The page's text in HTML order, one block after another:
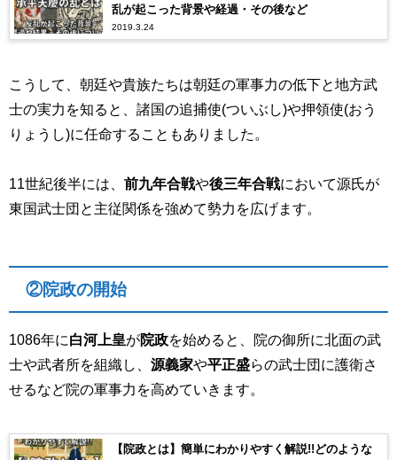
乱が起こった背景や経過・その後など
2019.3.24
こうして、朝廷や貴族たちは朝廷の軍事力の低下と地方武
士の実力を知ると、諸国の追捕使(ついぶし)や押領使(おう
りょうし)に任命することもありました。
11世紀後半には、 前九年合戦や後三年合戦において源氏が
東国武士団と主従関係を強めて勢力を広げます。
②院政の開始
1086年に白河上皇が院政を始めると、院の御所に北面の武
士や武者所を組織し、 源義家や平正盛らの武士団に護衛さ
せるなど院の軍事力を高めていきます。
【院政とは】簡単にわかりやすく解説!!どのような